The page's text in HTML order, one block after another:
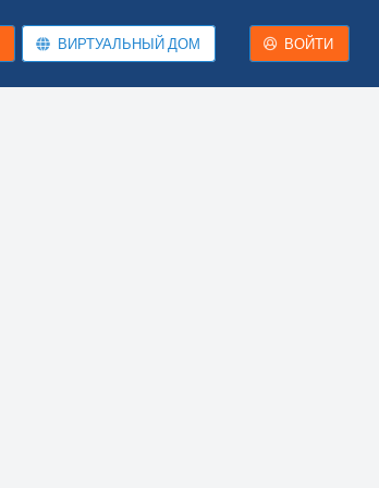
ВИРТУАЛЬНЫЙ ДОМ ВОЙТИ